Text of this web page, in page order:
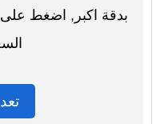
بدقة اكبر, اضغط